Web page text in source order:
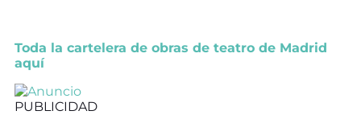
Toda la cartelera de obras de teatro de Madrid
aquí
PUBLICIDAD